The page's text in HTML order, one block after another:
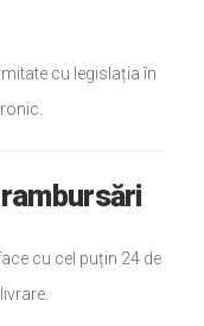
cu legislația în
cu cel puțin 24 de